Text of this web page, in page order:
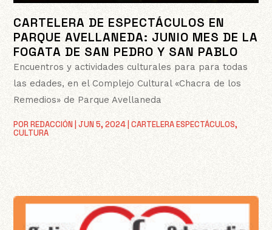
CARTELERA DE ESPECTÁCULOS EN
PARQUE AVELLANEDA: JUNIO MES DE LA
FOGATA DE SAN PEDRO Y SAN PABLO
PORREDACCIÓN |JUN 5, 2024 |CARTELERA ESPECTÁCULOS,
CULTURA
Encuentros y actividades culturales para para todas
las edades, en el Complejo Cultural «Chacra de los
Remedios» de Parque Avellaneda